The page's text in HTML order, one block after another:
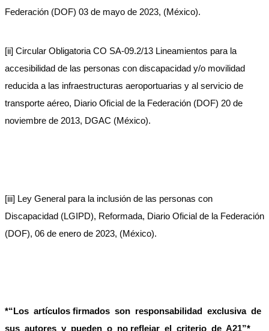
Federación (DOF) 03 de mayo de 2023, (México).
[ii] Circular Obligatoria CO SA-09.2/13 Lineamientos para la
accesibilidad de las personas con discapacidad y/o movilidad
reducida a las infraestructuras aeroportuarias y al servicio de
transporte aéreo, Diario Oficial de la Federación (DOF) 20 de
noviembre de 2013, DGAC (México).
[iii] Ley General para la inclusión de las personas con
Discapacidad (LGIPD), Reformada, Diario Oficial de la Federación
(DOF), 06 de enero de 2023, (México).
*“Los artículos firmados son responsabilidad exclusiva de
sus autores y pueden o no reflejar el criterio de A21”*